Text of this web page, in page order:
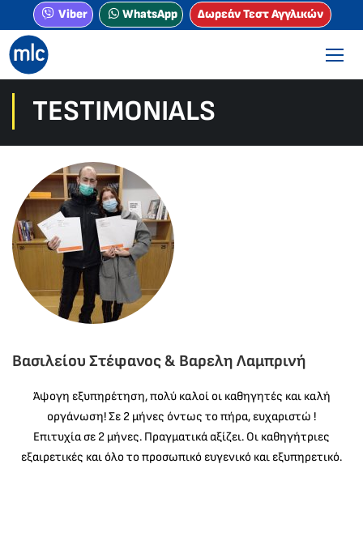
Viber WhatsApp Δωρεάν Τεστ Αγγλικών
TESTIMONIALS
Βασιλείου Στέφανος & Βαρελη Λαμπρινή
Άψογη εξυπηρέτηση, πολύ καλοί οι καθηγητές και καλή
οργάνωση! Σε 2 μήνες όντως το πήρα, ευχαριστώ !
Επιτυχία σε 2 μήνες. Πραγματικά αξίζει. Οι καθηγήτριες
εξαιρετικές και όλο το προσωπικό ευγενικό και εξυπηρετικό.